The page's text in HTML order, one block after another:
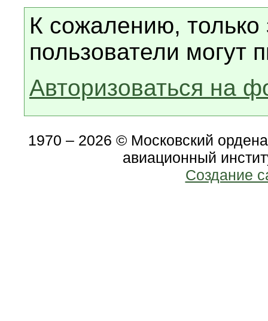
К сожалению, только
пользователи могут
Авторизоваться на
1970 – 2026 © Московский
авиационный
Создание